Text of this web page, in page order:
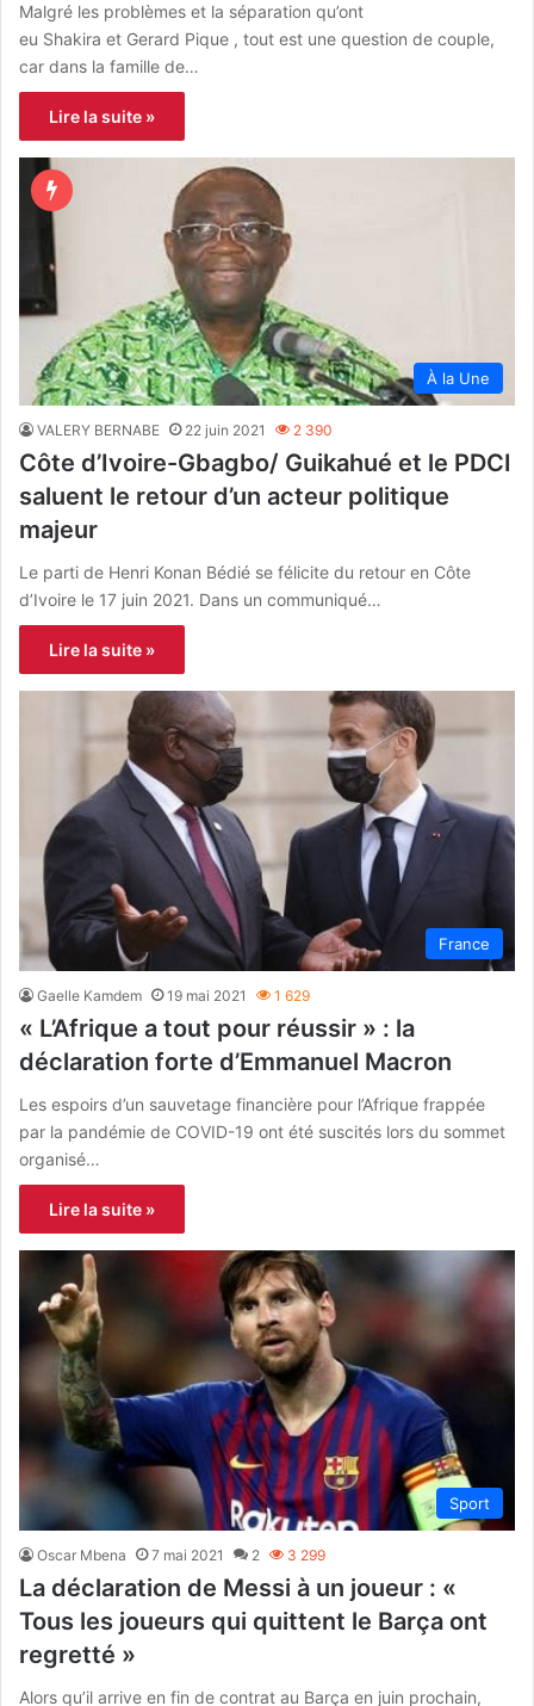
Malgré les problèmes et la séparation qu’ont
eu Shakira et Gerard Pique , tout est une question de couple,
car dans la famille de…
Lire la suite »
À la Une
VALERY BERNABE 22 juin 2021 2 390
Côte d’Ivoire-Gbagbo/ Guikahué et le PDCI
saluent le retour d’un acteur politique
majeur
Le parti de Henri Konan Bédié se félicite du retour en Côte
d’Ivoire le 17 juin 2021. Dans un communiqué…
Lire la suite »
France
Gaelle Kamdem 19 mai 2021 1 629
« L’Afrique a tout pour réussir » : la
déclaration forte d’Emmanuel Macron
Les espoirs d’un sauvetage financière pour l’Afrique frappée
par la pandémie de COVID-19 ont été suscités lors du sommet
organisé…
Lire la suite »
Sport
Oscar Mbena 7 mai 2021 2 3 299
La déclaration de Messi à un joueur : «
Tous les joueurs qui quittent le Barça ont
regretté »
Alors qu’il arrive en fin de contrat au Barça en juin prochain,